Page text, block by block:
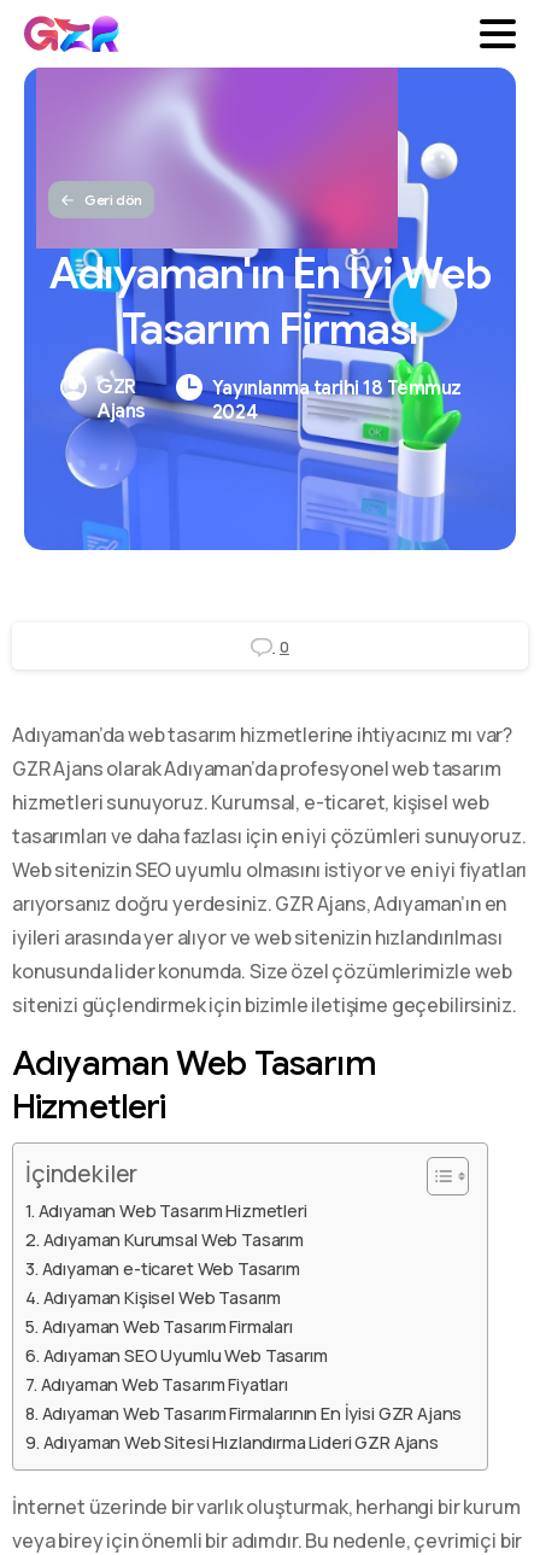
Geri dön
Adıyaman'ınEnİyiWeb
Tasarım Firması
GZR
Ajans
Yayınlanma tarihi 18 Temmuz
2024
0
Adıyaman’da web tasarım hizmetlerine ihtiyacınız mı var?
GZR Ajans olarak Adıyaman’da profesyonel web tasarım
hizmetleri sunuyoruz. Kurumsal, e-ticaret, kişisel web
tasarımları ve daha fazlası için en iyi çözümleri sunuyoruz.
Web sitenizin SEO uyumlu olmasını istiyor ve en iyi fiyatları
arıyorsanız doğru yerdesiniz. GZR Ajans, Adıyaman’ın en
iyileri arasında yer alıyor ve web sitenizin hızlandırılması
konusunda lider konumda. Size özel çözümlerimizle web
sitenizi güçlendirmek için bizimle iletişime geçebilirsiniz.
Adıyaman Web Tasarım
Hizmetleri
İçindekiler
Adıyaman Web Tasarım Hizmetleri
Adıyaman Kurumsal Web Tasarım
Adıyaman e-ticaret Web Tasarım
Adıyaman Kişisel Web Tasarım
Adıyaman Web Tasarım Firmaları
Adıyaman SEO Uyumlu Web Tasarım
Adıyaman Web Tasarım Fiyatları
Adıyaman Web Tasarım Firmalarının En İyisi GZR Ajans
Adıyaman Web Sitesi Hızlandırma Lideri GZR Ajans
İnternet üzerinde bir varlık oluşturmak, herhangi bir kurum
veya birey için önemli bir adımdır. Bu nedenle, çevrimiçi bir